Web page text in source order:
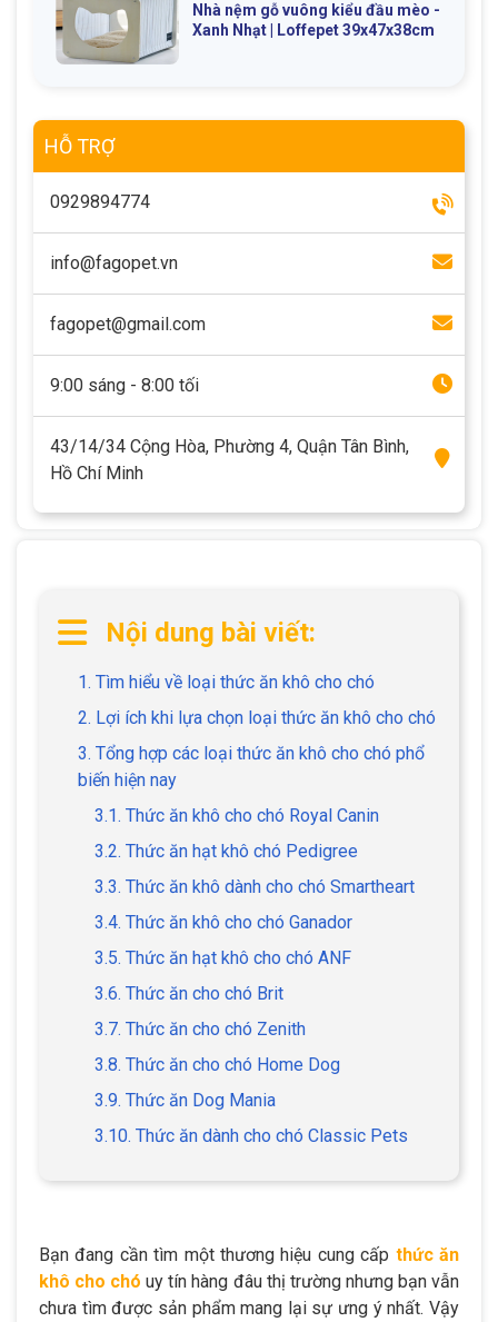
Nội dung bài viết:
1. Tìm hiểu về loại thức ăn khô cho chó
2. Lợi ích khi lựa chọn loại thức ăn khô cho chó
3. Tổng hợp các loại thức ăn khô cho chó phổ
biến hiện nay
3.1. Thức ăn khô cho chó Royal Canin
3.2. Thức ăn hạt khô chó Pedigree
3.3. Thức ăn khô dành cho chó Smartheart
3.4. Thức ăn khô cho chó Ganador
3.5. Thức ăn hạt khô cho chó ANF
3.6. Thức ăn cho chó Brit
3.7. Thức ăn cho chó Zenith
3.8. Thức ăn cho chó Home Dog
3.9. Thức ăn Dog Mania
3.10. Thức ăn dành cho chó Classic Pets
Bạn đang cần tìm một thương hiệu cung cấp thức ăn
khô cho chó uy tín hàng đâu thị trường nhưng bạn vẫn
chưa tìm được sản phẩm mang lại sự ưng ý nhất. Vậy
Nhà nệm gỗ vuông kiểu đầu mèo -
Xanh Nhạt | Loffepet 39x47x38cm
HỖ TRỢ
0929894774
info@fagopet.vn
fagopet@gmail.com
9:00 sáng - 8:00 tối
43/14/34 Cộng Hòa, Phường 4, Quận Tân Bình,
Hồ Chí Minh